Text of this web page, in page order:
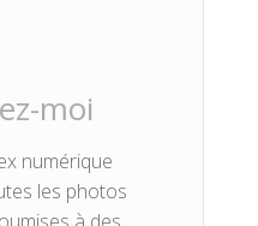
moi
numérique
les photos
à des